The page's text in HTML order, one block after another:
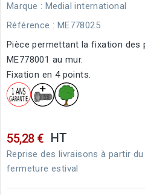
Marque : Medial international
Référence : ME778025
Pièce permettant la fixation des
ME778001 au mur.
Fixation en 4 points.
55,28 € HT
Reprise des livraisons à partir
fermeture estival